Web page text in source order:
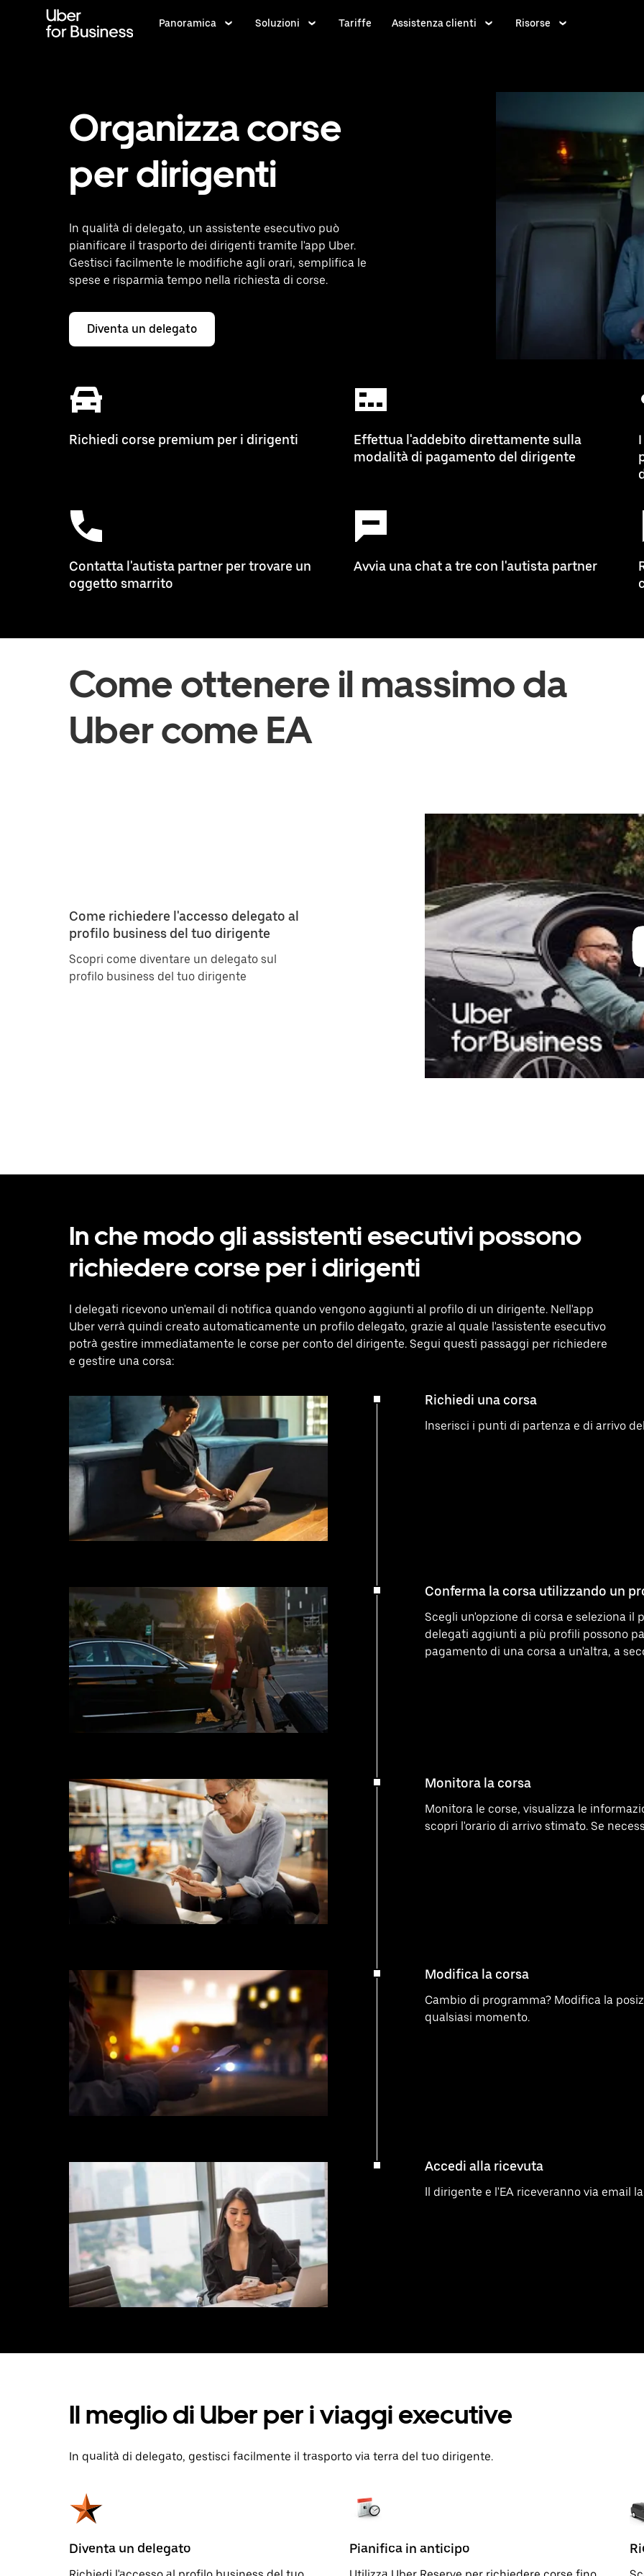
contenuto
Panoramica Soluzioni Tariffe Assistenza clienti Risorse
Organizza corse
per dirigenti
In qualità di delegato, un assistente esecutivo può
pianificare il trasporto dei dirigenti tramite l'app Uber.
Gestisci facilmente le modifiche agli orari, semplifica le
spese e risparmia tempo nella richiesta di corse.
Diventa un delegato
Richiedi corse premium per i dirigenti
Effettua l'addebito direttamente sulla
modalità di pagamento del dirigente
Contatta l'autista partner per trovare un
oggetto smarrito
Avvia una chat a tre con l'autista partner
Come ottenere il massimo da
Uber come EA
Come richiedere l'accesso delegato al
profilo business del tuo dirigente
Scopri come diventare un delegato sul
profilo business del tuo dirigente
In che modo gli assistenti esecutivi possono
richiedere corse per i dirigenti
I delegati ricevono un'email di notifica quando vengono aggiunti al profilo di un dirigente. Nell'app
Uber verrà quindi creato automaticamente un profilo delegato, grazie al quale l'assistente esecutivo
potrà gestire immediatamente le corse per conto del dirigente. Segui questi passaggi per richiedere
e gestire una corsa:
Richiedi una corsa
Inserisci i punti di partenza e di arrivo
Conferma la corsa utilizzando un
Scegli un'opzione di corsa e seleziona
delegati aggiunti a più profili possono
pagamento di una corsa a un'altra, a
Monitora la corsa
Monitora le corse, visualizza le
scopri l'orario di arrivo stimato. Se
Modifica la corsa
Cambio di programma? Modifica la
qualsiasi momento.
Accedi alla ricevuta
Il dirigente e l'EA riceveranno via email
Il meglio di Uber per i viaggi executive
In qualità di delegato, gestisci facilmente il trasporto via terra del tuo dirigente.
Diventa un delegato Pianifica in anticipo